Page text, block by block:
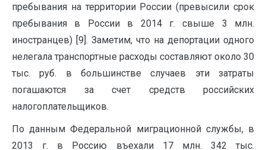
пребывания на территории России (превысили срок
пребывания в России в 2014 г. свыше 3 млн.
иностранцев) [9]. Заметим, что на депортации одного
нелегала транспортные расходы составляют около 30
тыс. руб. в большинстве случаев эти затраты
погашаются за счет средств российских
налогоплательщиков.
По данным Федеральной миграционной службы, в
2013 г. в Россию въехали 17 млн. 342 тыс.